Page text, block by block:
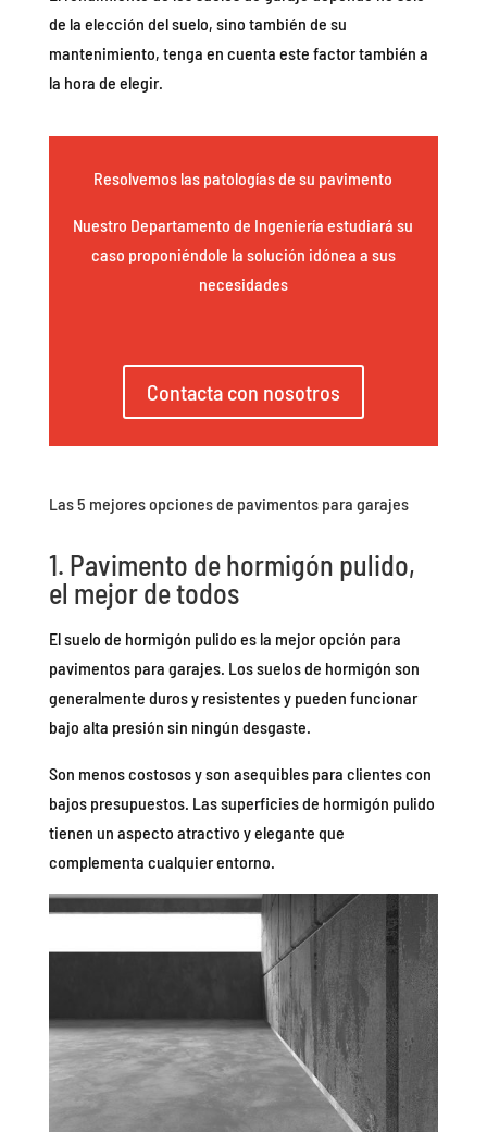
de la elección del suelo, sino también de su
mantenimiento, tenga en cuenta este factor también a
la hora de elegir.
Resolvemos las patologías de su pavimento
Nuestro Departamento de Ingeniería estudiará su
caso proponiéndole la solución idónea a sus
necesidades
Contacta con nosotros
Las 5 mejores opciones de pavimentos para garajes
1. Pavimento de hormigón pulido,
el mejor de todos
El suelo de hormigón pulido es la mejor opción para
pavimentos para garajes. Los suelos de hormigón son
generalmente duros y resistentes y pueden funcionar
bajo alta presión sin ningún desgaste.
Son menos costosos y son asequibles para clientes con
bajos presupuestos. Las superficies de hormigón pulido
tienen un aspecto atractivo y elegante que
complementa cualquier entorno.